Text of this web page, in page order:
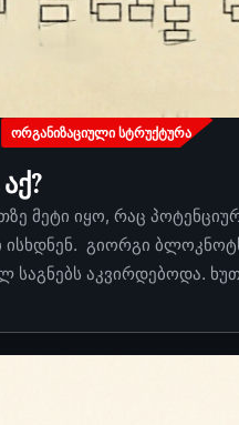
ᲝᲠᲒᲐᲜᲘᲖᲐᲪᲘᲣᲚᲘ ᲡᲢᲠᲣᲥᲢᲣᲠᲐ
მეტი იყო, რაც
ისხდნენ. გიორგი
საგნებს აკვირდებოდა.